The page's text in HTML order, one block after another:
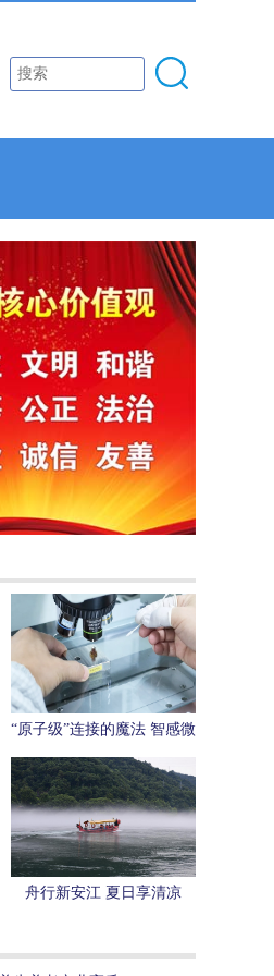
“原子级”连接的魔法 智感微
电子用一枚芯片感知“人形
机器人”未来
舟行新安江 夏日享清凉